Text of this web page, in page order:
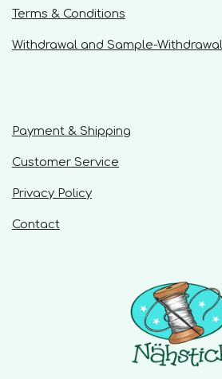
Terms & Conditions
Withdrawal and Sample-
Payment & Shipping
Customer Service
Privacy Policy
Contact